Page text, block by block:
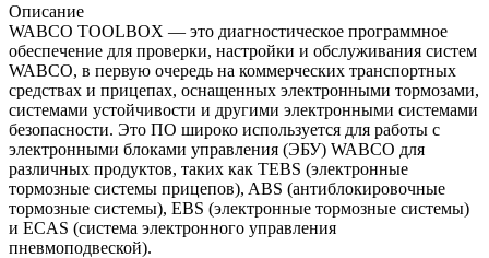
Описание
WABCO TOOLBOX — это диагностическое программное
обеспечение для проверки, настройки и обслуживания систем
WABCO, в первую очередь на коммерческих транспортных
средствах и прицепах, оснащенных электронными тормозами,
системами устойчивости и другими электронными системами
безопасности. Это ПО широко используется для работы с
электронными блоками управления (ЭБУ) WABCO для
различных продуктов, таких как TEBS (электронные
тормозные системы прицепов), ABS (антиблокировочные
тормозные системы), EBS (электронные тормозные системы)
и ECAS (система электронного управления
пневмоподвеской).